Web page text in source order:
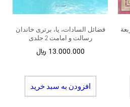
فضائل السادات، یا، برتری خاندان
رسالت و امامت 2 جلدی
13.000.000 ﷼
افزودن به سبد خرید